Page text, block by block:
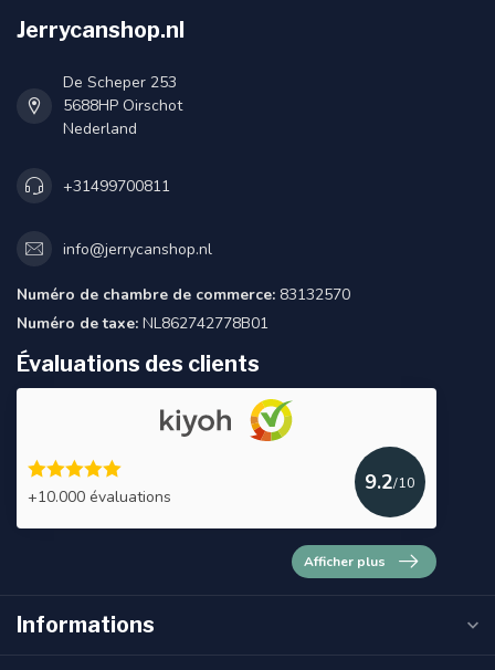
Jerrycanshop.nl
De Scheper 253
5688HP Oirschot
Nederland
+31499700811
info@jerrycanshop.nl
Numéro de chambre de commerce: 83132570
Numéro de taxe: NL862742778B01
Évaluations des clients
+10.000 évaluations
9.2/10
Afficher plus
Informations